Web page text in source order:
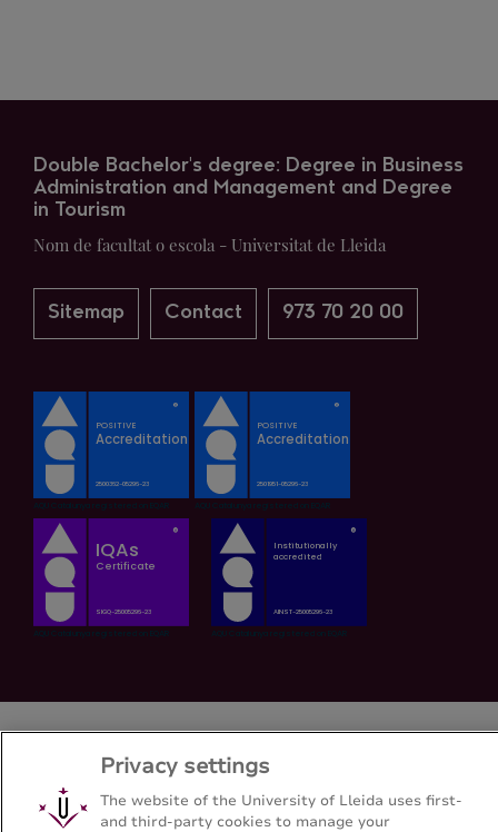
Double Bachelor's degree: Degree in Business
Administration and Management and Degree
in Tourism
Nom de facultat o escola - Universitat de Lleida
Sitemap Contact 973 70 20 00
Privacy settings
The website of the University of Lleida uses first-
and third-party cookies to manage your